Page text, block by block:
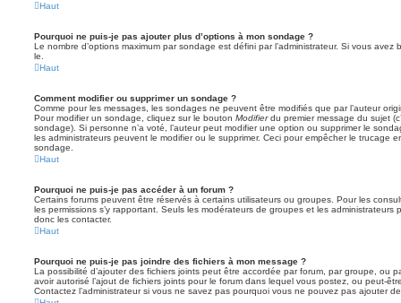
Haut
Pourquoi ne puis-je pas ajouter plus d’options à mon sondage ?
Le nombre d’options maximum par sondage est défini par l’administrateur. Si vous avez
le.
Haut
Comment modifier ou supprimer un sondage ?
Comme pour les messages, les sondages ne peuvent être modifiés que par l’auteur
Pour modifier un sondage, cliquez sur le bouton Modifierdu premier message du sujet
sondage). Si personne n’a voté, l’auteur peut modifier une option ou supprimer le
les administrateurs peuvent le modifier ou le supprimer. Ceci pour empêcher le trucage
sondage.
Haut
Pourquoi ne puis-je pas accéder à un forum ?
Certains forums peuvent être réservés à certains utilisateurs ou groupes. Pour les
les permissions s’y rapportant. Seuls les modérateurs de groupes et les
donc les contacter.
Haut
Pourquoi ne puis-je pas joindre des fichiers à mon message ?
La possibilité d’ajouter des fichiers joints peut être accordée par forum, par groupe, ou
avoir autorisé l’ajout de fichiers joints pour le forum dans lequel vous postez, ou peut-
Contactez l’administrateur si vous ne savez pas pourquoi vous ne pouvez pas ajouter